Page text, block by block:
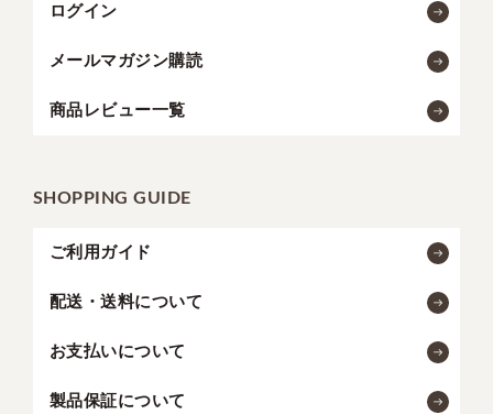
ログイン
メールマガジン購読
商品レビュー一覧
SHOPPING GUIDE
ご利用ガイド
配送・送料について
お支払いについて
製品保証について